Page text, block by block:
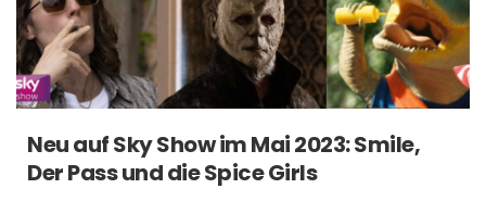
Neu auf Sky Show im Mai 2023: Smile,
Der Pass und die Spice Girls